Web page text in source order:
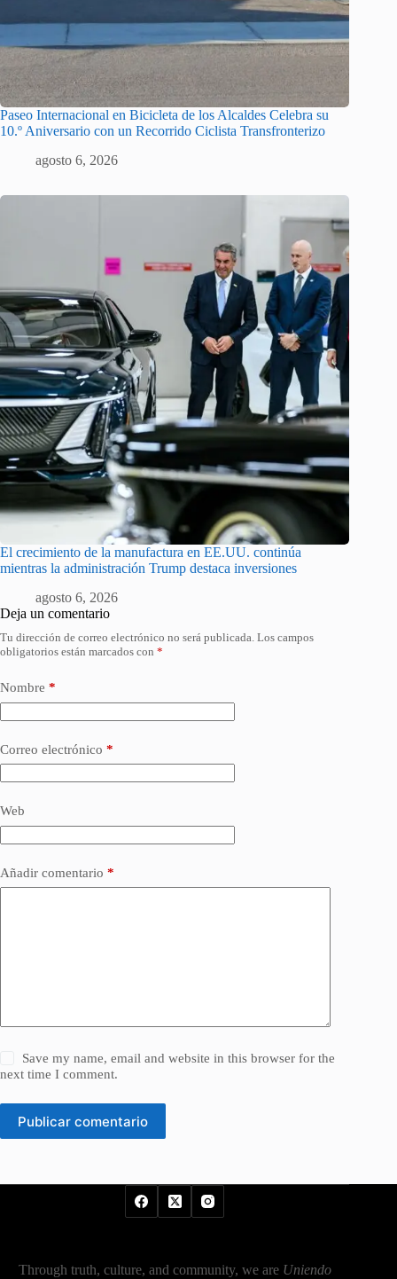
Paseo Internacional en Bicicleta de los Alcaldes Celebra su
10.º Aniversario con un Recorrido Ciclista Transfronterizo
agosto 6, 2026
El crecimiento de la manufactura en EE.UU. continúa
mientras la administración Trump destaca inversiones
agosto 6, 2026
Deja un comentario
Tu dirección de correo electrónico no será publicada. Los campos
obligatorios están marcados con *
Nombre *
Correo electrónico *
Web
Añadir comentario *
Save my name, email and website in this browser for the
next time I comment.
Publicar comentario
Through truth, culture, and community, we are Uniendo